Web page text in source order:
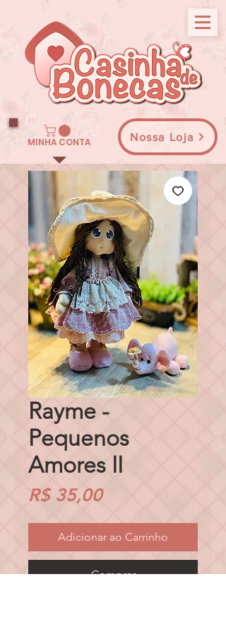
MINHA CONTA Nossa Loja
Rayme -
Pequenos
Amores II
R$ 35,00Preço
Adicionar ao Carrinho
Comprar